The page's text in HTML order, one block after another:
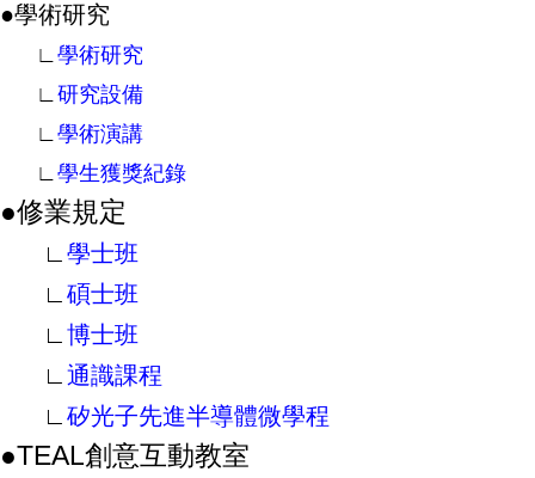
●學術研究
∟學術研究
∟研究設備
∟學術演講
∟學生獲獎紀錄
●修業規定
∟ 學士班
∟ 碩士班
∟ 博士班
∟ 通識課程
∟ 矽光子先進半導體微學程
●TEAL創意互動教室